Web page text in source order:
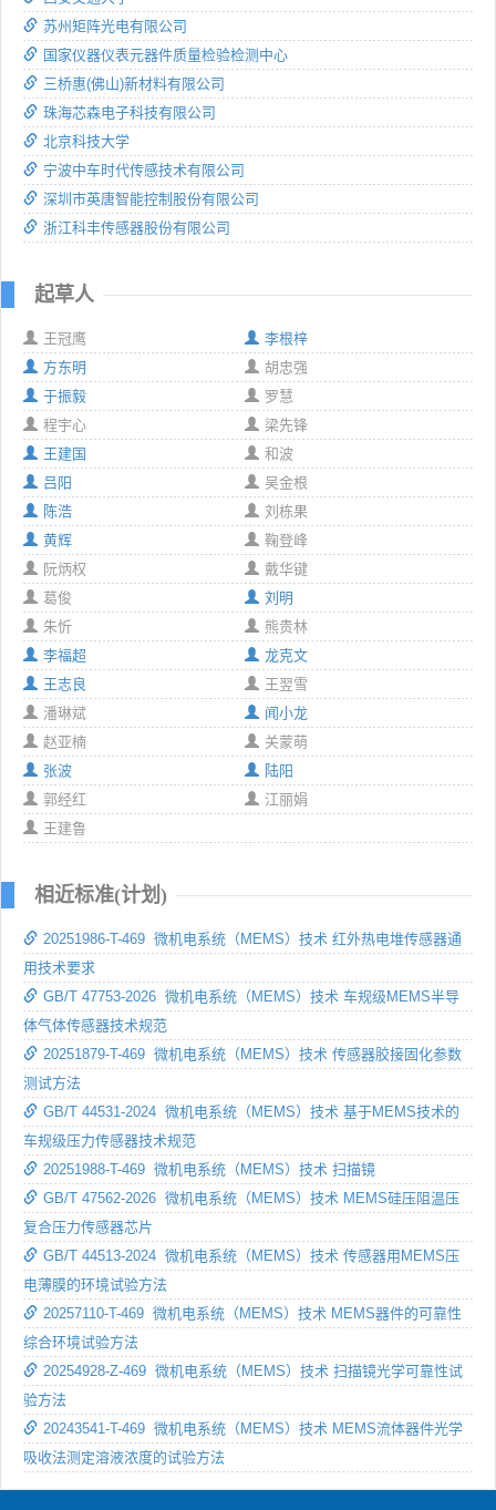
苏州矩阵光电有限公司
国家仪器仪表元器件质量检验检测中心
三桥惠(佛山)新材料有限公司
珠海芯森电子科技有限公司
北京科技大学
宁波中车时代传感技术有限公司
深圳市英唐智能控制股份有限公司
浙江科丰传感器股份有限公司
起草人
王冠鹰
李根梓
方东明
胡忠强
于振毅
罗慧
程宇心
梁先锋
王建国
和波
吕阳
吴金根
陈浩
刘栋果
黄辉
鞠登峰
阮炳权
戴华键
葛俊
刘明
朱忻
熊贵林
李福超
龙克文
王志良
王翌雪
潘琳斌
闻小龙
赵亚楠
关蒙萌
张波
陆阳
郭经红
江丽娟
王建鲁
相近标准(计划)
20251986-T-469 微机电系统（MEMS）技术 红外热电堆传感器通
用技术要求
GB/T 47753-2026 微机电系统（MEMS）技术 车规级MEMS半导
体气体传感器技术规范
20251879-T-469 微机电系统（MEMS）技术 传感器胶接固化参数
测试方法
GB/T 44531-2024 微机电系统（MEMS）技术 基于MEMS技术的
车规级压力传感器技术规范
20251988-T-469 微机电系统（MEMS）技术 扫描镜
GB/T 47562-2026 微机电系统（MEMS）技术 MEMS硅压阻温压
复合压力传感器芯片
GB/T 44513-2024 微机电系统（MEMS）技术 传感器用MEMS压
电薄膜的环境试验方法
20257110-T-469 微机电系统（MEMS）技术 MEMS器件的可靠性
综合环境试验方法
20254928-Z-469 微机电系统（MEMS）技术 扫描镜光学可靠性试
验方法
20243541-T-469 微机电系统（MEMS）技术 MEMS流体器件光学
吸收法测定溶液浓度的试验方法